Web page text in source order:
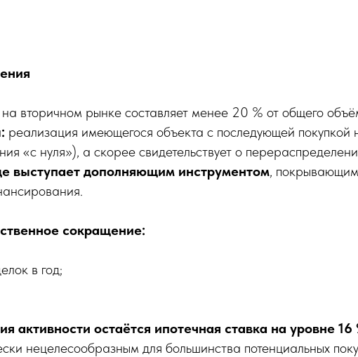
вторичном рынке составляет менее 20 % от общего
реализация имеющегося объекта с последующей покупкой
«с нуля»), а скорее свидетельствует о
выступает дополняющим инструментом,
сокращение:
в год;
активности остаётся ипотечная ставка на уровне 16
нецелесообразным для большинства потенциальных